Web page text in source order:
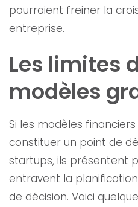
pourraient freiner la
entreprise.
Les limites
modèles
Si les modèles
constituer un point de
startups, ils présentent
entravent la
de décision. Voici